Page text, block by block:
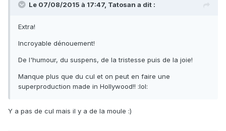
Le 07/08/2015 à 17:47, Tatosan a dit :
Extra!
Incroyable dénouement!
De l'humour, du suspens, de la tristesse puis de la joie!
Manque plus que du cul et on peut en faire une
superproduction made in Hollywood!! :lol:
Y a pas de cul mais il y a de la moule :)